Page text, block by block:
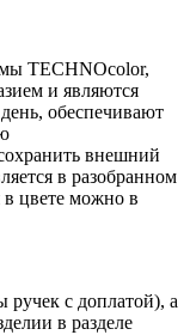
TECHNOcolor,
и являются
обеспечивают
внешний
в разобранном
в цвете можно в
ручек с доплатой), а
в разделе